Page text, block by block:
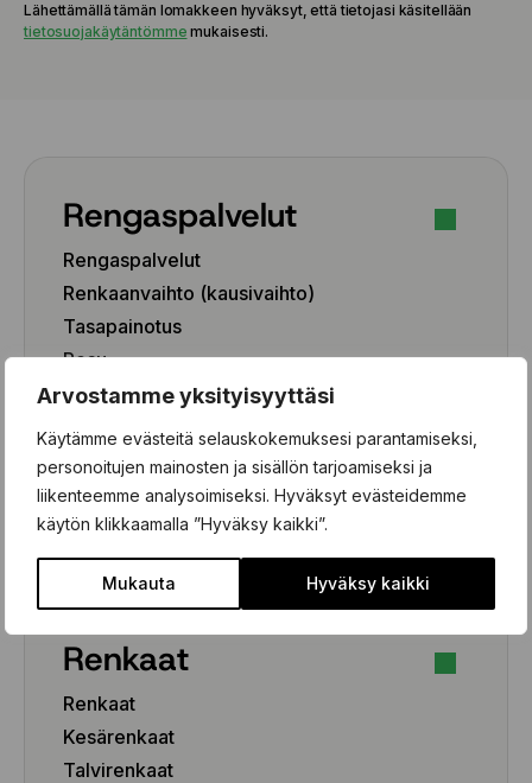
Arvostamme yksityisyyttäsi
Käytämme evästeitä selauskokemuksesi parantamiseksi,
personoitujen mainosten ja sisällön tarjoamiseksi ja
liikenteemme analysoimiseksi. Hyväksyt evästeidemme
käytön klikkaamalla ”Hyväksy kaikki”.
Mukauta Hyväksy kaikki
Lähettämällä tämän lomakkeen hyväksyt, että tietojasi käsitellään
tietosuojakäytäntömme mukaisesti.
Rengaspalvelut
Rengaspalvelut
Renkaanvaihto (kausivaihto)
Tasapainotus
Pesu
Paikkaus
Paikka-aineen poisto
Rengashotelli
Henkilöauto
Renkaat
Renkaat
Kesärenkaat
Talvirenkaat